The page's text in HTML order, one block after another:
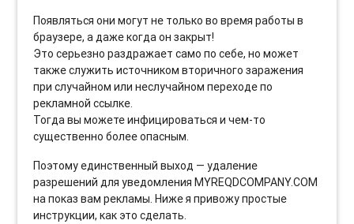
Появляться они могут не только во время работы в
браузере, а даже когда он закрыт!
Это серьезно раздражает само по себе, но может
также служить источником вторичного заражения
при случайном или неслучайном переходе по
рекламной ссылке.
Тогда вы можете инфицироваться и чем-то
существенно более опасным.
Поэтому единственный выход — удаление
разрешений для уведомления MYREQDCOMPANY.COM
на показ вам рекламы. Ниже я привожу простые
инструкции, как это сделать.